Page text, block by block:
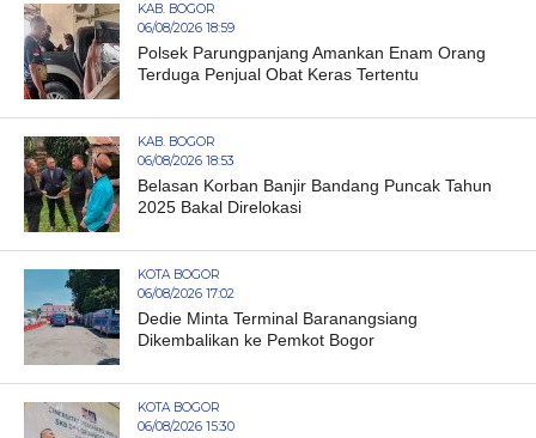
KAB. BOGOR
06/08/2026 18:59
Polsek Parungpanjang Amankan Enam Orang
Terduga Penjual Obat Keras Tertentu
KAB. BOGOR
06/08/2026 18:53
Belasan Korban Banjir Bandang Puncak Tahun
2025 Bakal Direlokasi
KOTA BOGOR
06/08/2026 17:02
Dedie Minta Terminal Baranangsiang
Dikembalikan ke Pemkot Bogor
KOTA BOGOR
06/08/2026 15:30